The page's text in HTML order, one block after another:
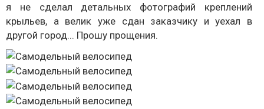
я не сделал детальных фотографий креплений
крыльев, а велик уже сдан заказчику и уехал в
другой город... Прошу прощения.